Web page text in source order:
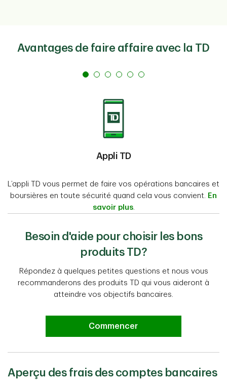
Avantages de faire affaire avec la TD
Appli TD
L’appli TD vous permet de faire vos opérations bancaires et
boursières en toute sécurité quand cela vous convient. En
savoir plus.
Besoin d'aide pour choisir les bons
produits TD?
Répondez à quelques petites questions et nous vous
recommanderons des produits TD qui vous aideront à
atteindre vos objectifs bancaires.
Commencer
Aperçu des frais des comptes bancaires